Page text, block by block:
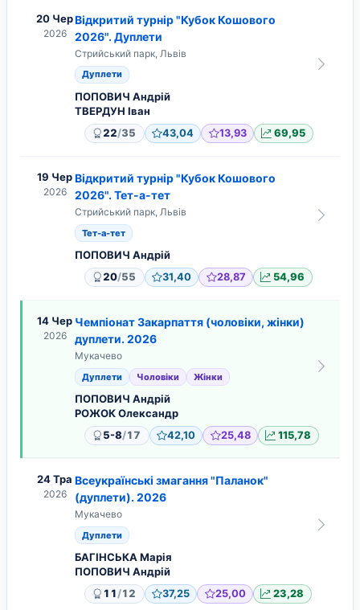
20 Чер
2026
Відкритий турнір "Кубок Кошового
2026". Дуплети
Стрийський парк, Львів
Дуплети
ПОПОВИЧ Андрій
ТВЕРДУН Іван
22/35 43,04 13,93 69,95
19 Чер
2026
Відкритий турнір "Кубок Кошового
2026". Тет-а-тет
Стрийський парк, Львів
Тет-а-тет
ПОПОВИЧ Андрій
20/55 31,40 28,87 54,96
14 Чер
2026
Чемпіонат Закарпаття (чоловіки, жінки)
дуплети. 2026
Мукачево
Дуплети Чоловіки Жінки
ПОПОВИЧ Андрій
РОЖОК Олександр
5-8/17 42,10 25,48 115,78
24 Тра
2026
Всеукраїнські змагання "Паланок"
(дуплети). 2026
Мукачево
Дуплети
БАГІНСЬКА Марія
ПОПОВИЧ Андрій
11/12 37,25 25,00 23,28